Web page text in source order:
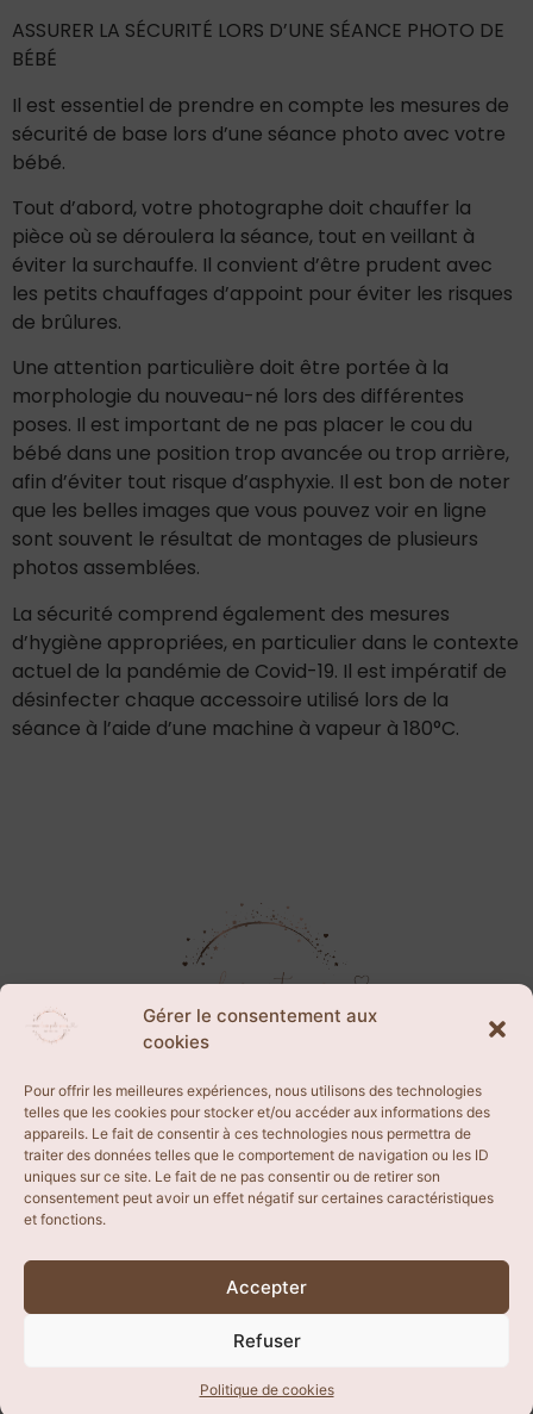
Gérer le consentement aux
cookies
Pour offrir les meilleures expériences, nous utilisons des technologies
telles que les cookies pour stocker et/ou accéder aux informations des
appareils. Le fait de consentir à ces technologies nous permettra de
traiter des données telles que le comportement de navigation ou les ID
uniques sur ce site. Le fait de ne pas consentir ou de retirer son
consentement peut avoir un effet négatif sur certaines caractéristiques
et fonctions.
Accepter
Refuser
Politique de cookies
ASSURER LA SÉCURITÉ LORS D’UNE SÉANCE PHOTO DE
BÉBÉ
Il est essentiel de prendre en compte les mesures de
sécurité de base lors d’une séance photo avec votre
bébé.
Tout d’abord, votre photographe doit chauffer la
pièce où se déroulera la séance, tout en veillant à
éviter la surchauffe. Il convient d’être prudent avec
les petits chauffages d’appoint pour éviter les risques
de brûlures.
Une attention particulière doit être portée à la
morphologie du nouveau-né lors des différentes
poses. Il est important de ne pas placer le cou du
bébé dans une position trop avancée ou trop arrière,
afin d’éviter tout risque d’asphyxie. Il est bon de noter
que les belles images que vous pouvez voir en ligne
sont souvent le résultat de montages de plusieurs
photos assemblées.
La sécurité comprend également des mesures
d’hygiène appropriées, en particulier dans le contexte
actuel de la pandémie de Covid-19. Il est impératif de
désinfecter chaque accessoire utilisé lors de la
séance à l’aide d’une machine à vapeur à 180°C.
CGV
FAQ